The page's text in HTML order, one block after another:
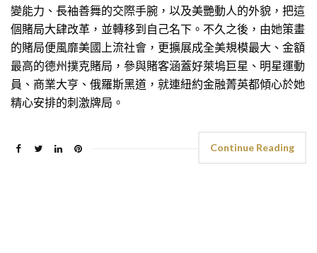
變能力、長袖善舞的交際手腕，以及美艷動人的外貌，把這
個賭局大肆改革，並轉移到自己名下。不久之後，由她策畫
的賭局便風靡美國上流社會，更擴展成全美規模最大、金額
最高的德州撲克賭局，參與賭客涵蓋好萊塢巨星、明星運動
員、商業大亨、俄羅斯黑道，就連紐約金融菁英都傾心於她
精心安排的刺激牌局。
Continue Reading